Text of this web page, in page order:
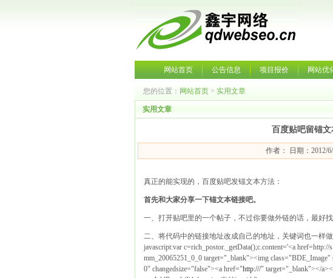
网站首页 公告信息 项目报价 网站优
您的位置： 网站首页 > 实用文章
实用文章
百度贴吧留锚
作者： 日期：2012/
真正的能实现的，百度贴吧发锚文本方法：
首先和大家分享一下锚文本链接吧。
一、打开贴吧里的一个帖子，不过你要做外链的话，最好
二、将代码中的链接地址改成自己的地址，关键词也一样做
javascript:var c=rich_postor._getData();c.content='<a
mm_20065251_0_0 target="_blank"><img class="BDE_Image"
0" changedsize="false"><a href="http:///" target="_blank"></